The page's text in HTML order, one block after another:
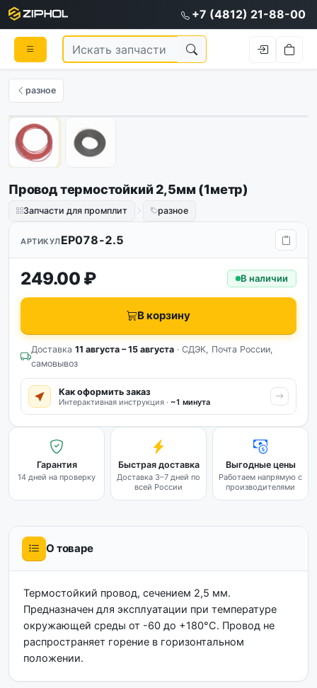
+7 (4812) 21-88-00
разное
Провод термостойкий 2,5мм (1метр)
Запчасти для промплит разное
АРТИКУЛEP078-2.5
249.00 ₽ В наличии
В корзину
Доставка 11 августа – 15 августа · СДЭК, Почта России,
самовывоз
Как оформить заказ
Интерактивная инструкция · ~1 минута
Гарантия
14 дней на проверку
Быстрая доставка
Доставка 3–7 дней по
всей России
Выгодные цены
Работаем напрямую с
производителями
О товаре
Термостойкий провод, сечением 2,5 мм.
Предназначен для эксплуатации при температуре
окружающей среды от -60 до +180°С. Провод не
распространяет горение в горизонтальном
положении.